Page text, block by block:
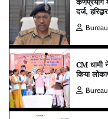
दर्ज,
CM धामी
किया